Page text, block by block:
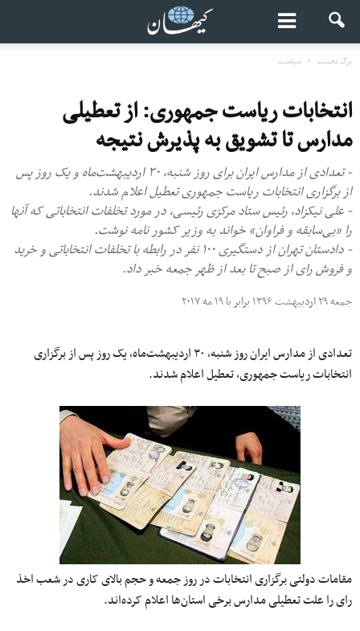
برگ نخست سیاست
انتخابات ریاست جمهوری: از تعطیلی
مدارس تا تشویق به پذیرش نتیجه
- تعدادی از مدارس ایران برای روز شنبه، ۳۰ اردیبهشت‌ماه و یک روز پس
از برگزاری انتخابات ریاست جمهوری تعطیل اعلام شدند.
- علی نیکزاد، رئیس ستاد مرکزی رئیسی، در مورد تخلفات انتخاباتی که آنها
را «بی‌سابقه و فراوان» خواند به وزیر کشور نامه‌ نوشت.
- دادستان تهران از دستگیری ۱۰۰ نفر در رابطه با تخلفات انتخاباتی و خرید
و فروش رای از صبح تا بعد از ظهر جمعه خبر داد.
جمعه ۲۹ اردیبهشت ۱۳۹۶ برابر با ۱۹ مه ۲۰۱۷
تعدادی از مدارس ایران روز شنبه، ۳۰اردیبهشت‌ماه،یکروز پس از برگزاری
انتخابات ریاست جمهوری، تعطیلاعلامشدند.
مقامات دولتی برگزاری انتخابات در روز جمعه و حجم بالای کاری در شعب اخذ
رایرا علت تعطیلی مدارس برخیاستان‌هااعلامکرده‌اند.